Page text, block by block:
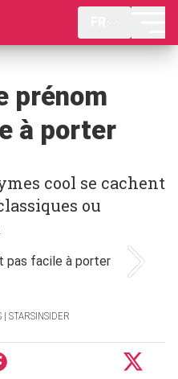
prénom
à porter
cool se cachent
ou
STARSINSIDER